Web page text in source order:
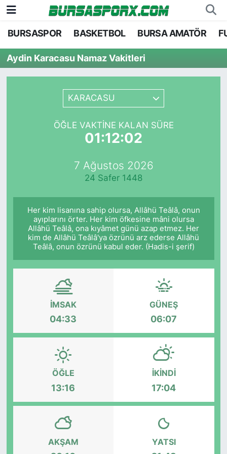
BURSASPOR BASKETBOL BURSA AMATÖR
Aydin Karacasu Namaz Vakitleri
KARACASU
ÖĞLE VAKTINE KALAN SÜRE
01:12:02
7 Ağustos 2026
24 Safer 1448
Her kim lisanına sahip olursa, Allâhü Teâlâ, onun
ayıplarını örter. Her kim öfkesine mâni olursa
Allâhü Teâlâ, ona kıyâmet günü azap etmez. Her
kim de Allâhü Teâlâ'ya özrünü arz ederse Allâhü
Teâlâ, onun özrünü kabul eder. (Hadis-i şerif)
İMSAK
04:33
GÜNEŞ
06:07
ÖĞLE
13:16
İKINDI
17:04
AKŞAM YATSI
Bursaspor
Futbol
Basketbol
Bursa Nöbetçi Eczaneler
Bursa Hava Durumu
Bursa Namaz Vakitleri
TFF 2.Lig Kırmızı Grup Puan Durumu ve Fikstür
Tüm Manşetler
Haber Arşivi